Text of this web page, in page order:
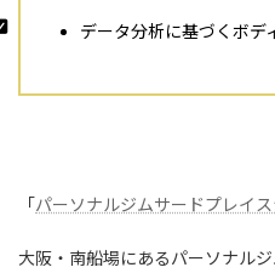
データ分析に基づくボデ
「パーソナルジムサードプレイ
大阪・南船場にあるパーソナル